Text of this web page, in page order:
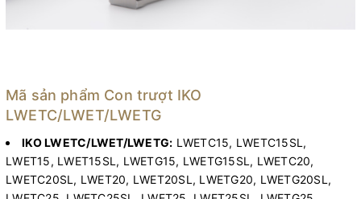
Mã sản phẩm Con trượt IKO
LWETC/LWET/LWETG
IKO LWETC/LWET/LWETG: LWETC15, LWETC15SL,
LWET15, LWET15SL, LWETG15, LWETG15SL, LWETC20,
LWETC20SL, LWET20, LWET20SL, LWETG20, LWETG20SL,